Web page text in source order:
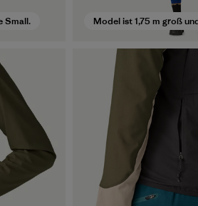
Small. Model ist 1,75 m groß